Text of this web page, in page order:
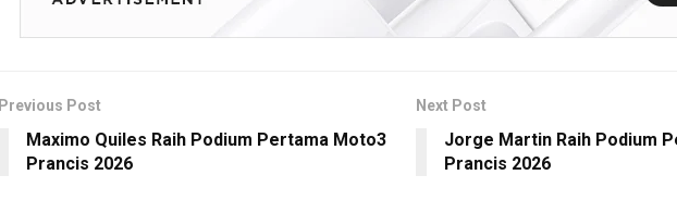
Previous Post
Maximo Quiles Raih Podium Pertama Moto3
Prancis 2026
Next Post
Jorge Martin Raih Podium
Prancis 2026